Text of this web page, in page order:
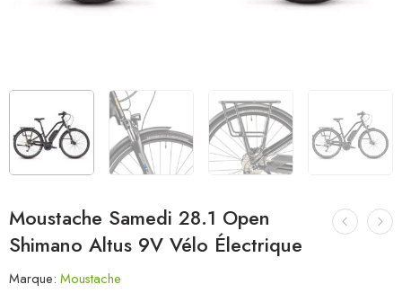
Moustache Samedi 28.1 Open
Shimano Altus 9V Vélo Électrique
Marque: Moustache